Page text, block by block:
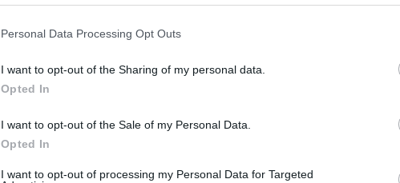
Personal Data Processing Opt Outs
I want to opt-out of the Sharing of my personal data.
Opted In
I want to opt-out of the Sale of my Personal Data.
Opted In
I want to opt-out of processing my Personal Data for Targeted